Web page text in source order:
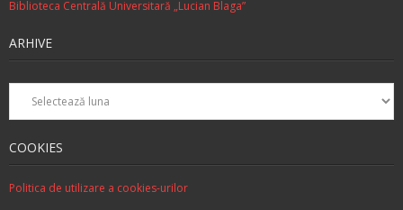
Biblioteca Centrală Universitară „Lucian Blaga”
ARHIVE
Arhive
COOKIES
Politica de utilizare a cookies-urilor